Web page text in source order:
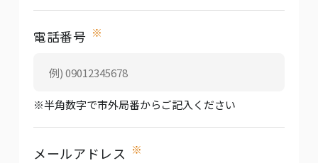
電話番号 ※
※半角数字で市外局番からご記入ください
メールアドレス ※